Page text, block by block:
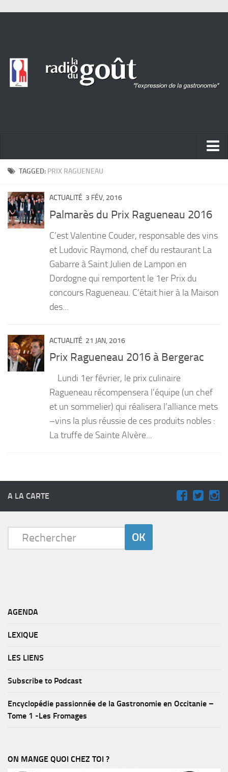
ACTUALITÉ
PORTRAITS
LIVRES
TAGGED: PRIX RAGUENEAU
ACTUALITÉ 3 FÉV, 2016
Palmarès du Prix Ragueneau 2016
C’est Valentine Couder, responsable des vins
et Ludovic Raymond, chef du restaurant La
Gabarre à Saint Julien de Lampon en
Dordogne qui remportent le 1er Prix du
concours Ragueneau. C’était hier à la Maison
des...
ACTUALITÉ 21 JAN, 2016
Prix Ragueneau 2016 à Bergerac
Lundi 1er février, le prix culinaire
Ragueneau récompensera l’équipe (un chef
et un sommelier) qui réalisera l’alliance mets
–vins la plus réussie de ces produits nobles :
La truffe de Sainte Alvère...
A LA CARTE
AGENDA
LEXIQUE
LES LIENS
Subscribe to Podcast
Encyclopédie passionnée de la Gastronomie en Occitanie –
Tome 1 -Les Fromages
ON MANGE QUOI CHEZ TOI ?